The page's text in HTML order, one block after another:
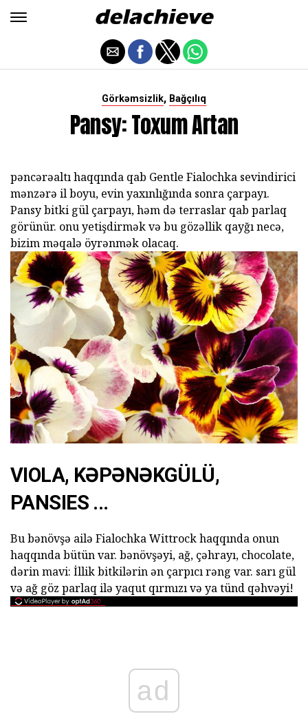
Görkəmsizlik, Bağçılıq
Pansy: Toxum Artan
pəncərəaltı haqqında qab Gentle Fialochka sevindirici
mənzərə il boyu, evin yaxınlığında sonra çarpayı.
Pansy bitki gül çarpayı, həm də terraslar qab parlaq
görünür. onu yetişdirmək və bu gözəllik qayğı necə,
bizim məqalə öyrənmək olacaq.
VIOLA, KƏPƏNƏKGÜLÜ,
PANSIES ...
Bu bənövşə ailə Fialochka Wittrock haqqında onun
haqqında bütün var. bənövşəyi, ağ, çəhrayı, chocolate,
dərin mavi: İllik bitkilərin ən çarpıcı rəng var. sarı gül
və ağ göz parlaq ilə yaqut qırmızı və ya tünd qəhvəyi!
ad